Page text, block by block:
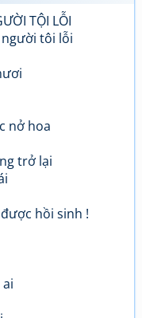
TỘI LỖI
tôi lỗi
nở hoa
trở lại
hồi sinh !